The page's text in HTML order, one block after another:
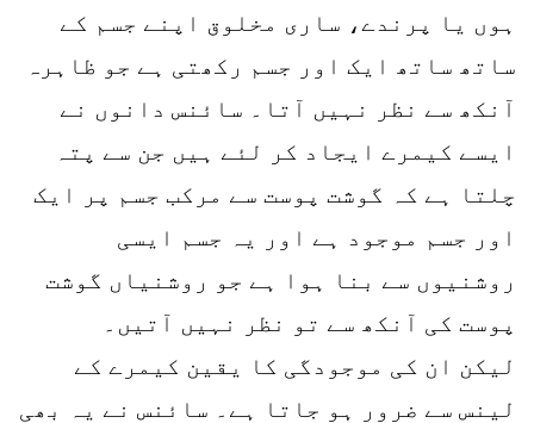
ہوں یا پرندے، ساری مخلوق اپنے جسم کے
ساتھ ساتھ ایک اور جسم رکھتی ہے جو ظاہرہ
آنکھ سے نظر نہیں آتا۔ سائنس دانوں نے
ایسے کیمرے ایجاد کر لئے ہیں جن سے پتہ
چلتا ہے کہ گوشت پوست سے مرکب جسم پر ایک
اور جسم موجود ہے اور یہ جسم ایسی
روشنیوں سے بنا ہوا ہے جو روشنیاں گوشت
پوست کی آنکھ سے تو نظر نہیں آتیں۔
لیکن ان کی موجودگی کا یقین کیمرے کے
لینس سے ضرور ہو جاتا ہے۔ سائنس نے یہ بھی